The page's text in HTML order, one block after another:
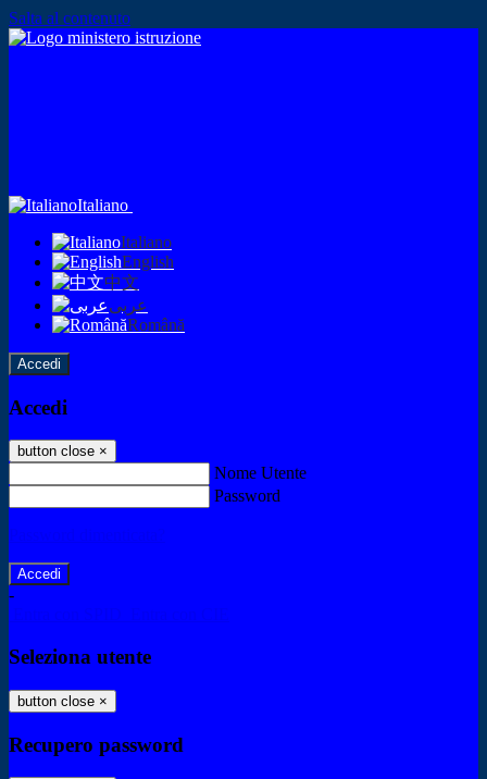
Salta al contenuto
Italiano
Italiano
English
中文
عربى
Română
Accedi
Accedi
button close ×
Nome Utente
Password
-
Seleziona utente
button close ×
Recupero password